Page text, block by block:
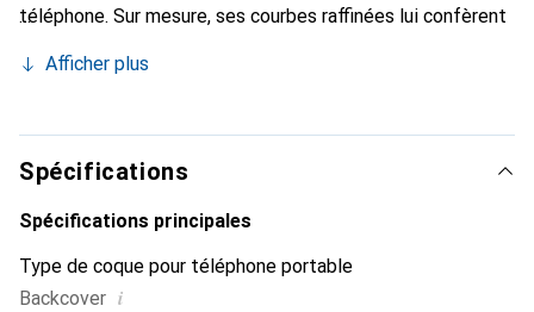
téléphone. Sur mesure, ses courbes raffinées lui confèrent
et indispensable de votre smartphone. Reconnaître
marque Noreve est un choix sûr pour une clientèle
exigeante.
Afficher plus
Spécifications
Spécifications principales
Type de coque pour téléphone portable
Backcover i